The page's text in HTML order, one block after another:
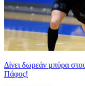
Δίνει δωρεάν μπύρα
Πάφος!